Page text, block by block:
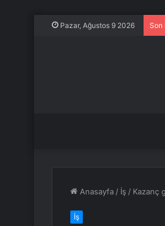
Pazar, Ağustos 9 2026 Son
Anasayfa / İş / Kazanç
İş